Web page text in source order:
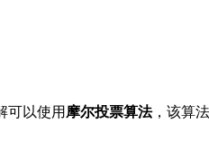
可以使用 摩尔投票算法，该算